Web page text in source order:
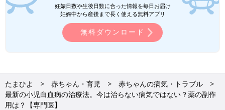
【医師監修】赤ちゃんの憤怒けいれん・
泣き入りひきつけ 症状とケア
赤ちゃんの病気【憤怒けいれん（ふんむけいれ
小児白血病を克服するには、ママやパパが白血病の治療法を理解
し、医師と力を合わせて子どもに寄り添うことが大切です。
妊娠日数や生後日数に合った情報を毎日お届け
妊娠中から産後まで長く使える無料アプリ
無料ダウンロード
たまひよ 赤ちゃん・育児
赤ちゃんの病気・トラブル
最新の小児白血病の治療法。今は治らない病気ではない？薬の副作
用は？【専門医】